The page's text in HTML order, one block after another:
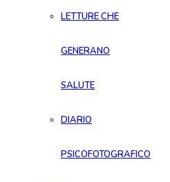
LETTURE CHE
GENERANO
SALUTE
DIARIO
PSICOFOTOGRAFICO